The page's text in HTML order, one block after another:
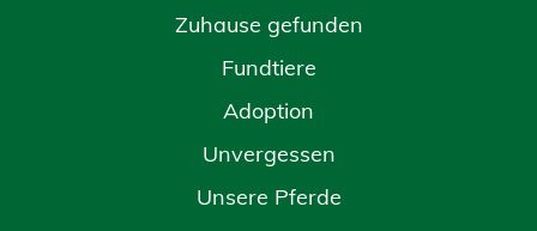
Zuhause gefunden
Fundtiere
Adoption
Unvergessen
Unsere Pferde